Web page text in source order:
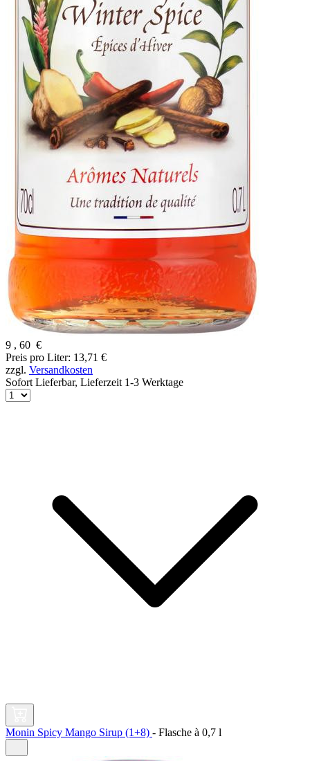
9 , 60 €
Preis pro Liter: 13,71 €
zzgl. Versandkosten
Sofort Lieferbar, Lieferzeit 1-3 Werktage
Monin Spicy Mango Sirup (1+8) - Flasche à 0,7 l